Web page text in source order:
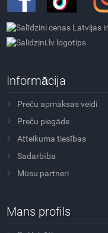
Informācija
Preču apmaksas veidi
Preču piegāde
Atteikuma tiesības
Sadarbība
Mūsu partneri
Mans profils